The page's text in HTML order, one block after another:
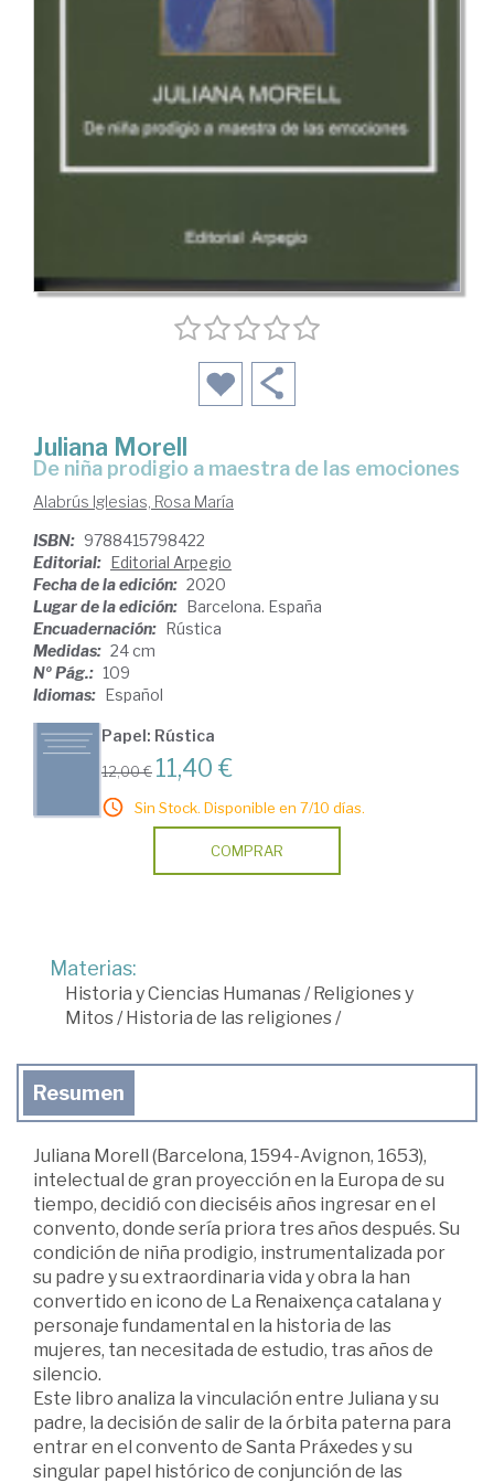
Juliana Morell
de niña prodigio a maestra de las emociones
Alabrús Iglesias, Rosa María
ISBN: 9788415798422
Editorial: Editorial Arpegio
Fecha de la edición: 2020
Lugar de la edición: Barcelona. España
Encuadernación: Rústica
Medidas: 24 cm
Nº Pág.: 109
Idiomas: Español
Papel: Rústica
12,00 € 11,40 €
Sin Stock. Disponible en 7/10 días.
COMPRAR
Materias:
Historia y Ciencias Humanas /Religiones y
Mitos /Historia de las religiones /
Resumen
Juliana Morell (Barcelona, 1594-Avignon, 1653),
intelectual de gran proyección en la Europa de su
tiempo, decidió con dieciséis años ingresar en el
convento, donde sería priora tres años después. Su
condición de niña prodigio, instrumentalizada por
su padre y su extraordinaria vida y obra la han
convertido en icono de La Renaixença catalana y
personaje fundamental en la historia de las
mujeres, tan necesitada de estudio, tras años de
silencio.
Este libro analiza la vinculación entre Juliana y su
padre, la decisión de salir de la órbita paterna para
entrar en el convento de Santa Práxedes y su
singular papel histórico de conjunción de las